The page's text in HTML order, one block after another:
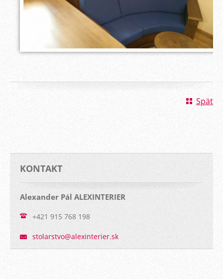
Späť
KONTAKT
Alexander Pál ALEXINTERIER
+421 915 768 198
stolarstvo@alexinterier.sk